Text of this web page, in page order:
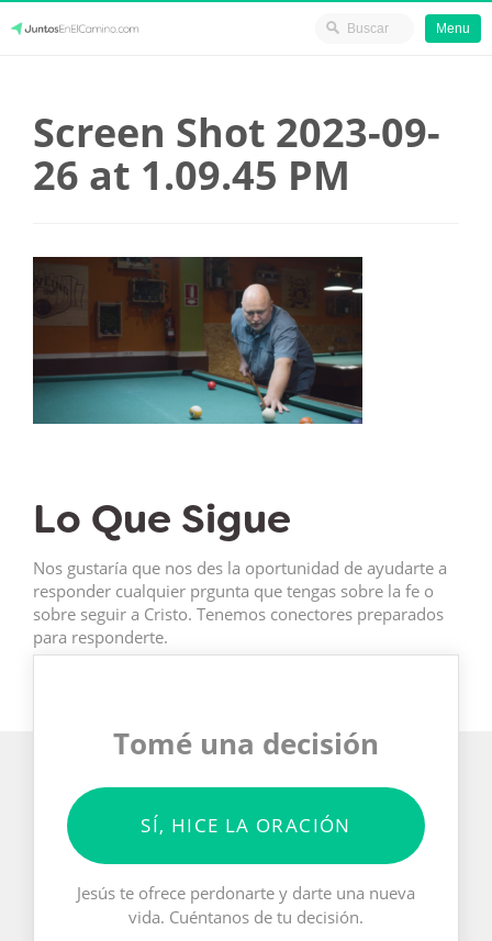
content
Menu
Screen Shot 2023-09-
26 at 1.09.45 PM
Lo Que Sigue
Nos gustaría que nos des la oportunidad de ayudarte a
responder cualquier prgunta que tengas sobre la fe o
sobre seguir a Cristo. Tenemos conectores preparados
para responderte.
Tomé una decisión
SÍ, HICE LA ORACIÓN
Jesús te ofrece perdonarte y darte una nueva
vida. Cuéntanos de tu decisión.